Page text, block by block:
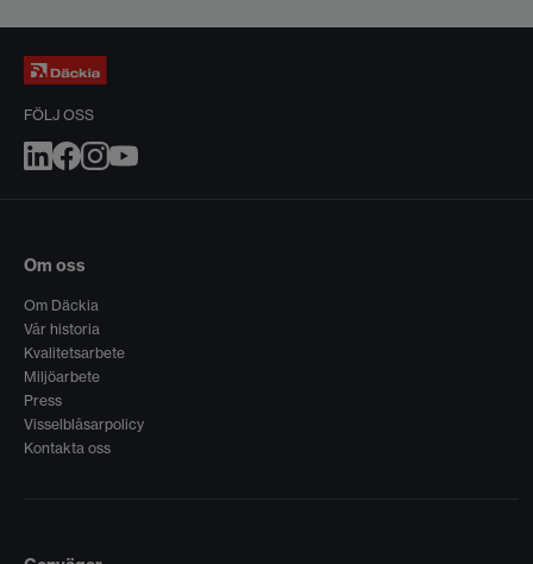
FÖLJ OSS
Om oss
Om Däckia
Vår historia
Kvalitetsarbete
Miljöarbete
Press
Visselblåsarpolicy
Kontakta oss